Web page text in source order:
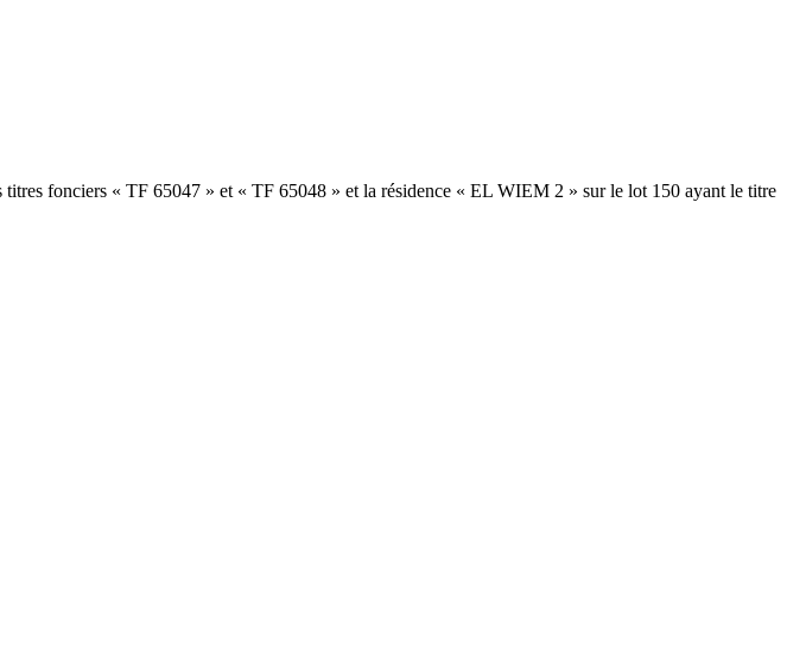
fonciers « TF 65047 » et « TF 65048 » et la résidence « EL WIEM 2 » sur le lot 150 ayant le titre